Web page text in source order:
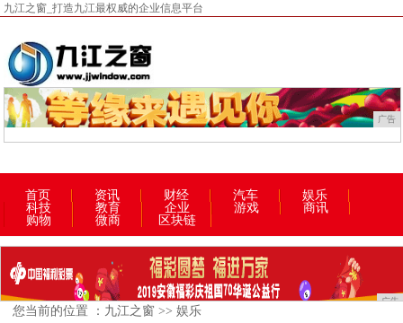
九江之窗_打造九江最权威的企业信息平台
广告
首页 资讯 财经 汽车
娱乐
科技
教育 企业 游戏
商讯
购物
微商 区块链
广告
您当前的位置 ： 九江之窗 >>娱乐